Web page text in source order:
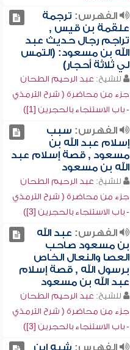
الفهرس: ترجمة
علقمة بن قيس ,
تراجم رجال حديث عبد
الله بن مسعود: (التمس
لي ثلاثة أحجار)
للشيخ: عبد الرحيم الطحان
جزء من محاضرة ( شرح الترمذي
- باب الاستنجاء بالحجرين [1])
الفهرس: سبب
إسلام عبد الله بن
مسعود , قصة إسلام عبد
الله بن مسعود
للشيخ: عبد الرحيم الطحان
جزء من محاضرة ( شرح الترمذي
- باب الاستنجاء بالحجرين [3])
الفهرس: عبد الله
بن مسعود صاحب
العصا والنعال الخاص
برسول الله , قصة إسلام
عبد الله بن مسعود
للشيخ: عبد الرحيم الطحان
جزء من محاضرة ( شرح الترمذي
- باب الاستنجاء بالحجرين [3])
الفهرس: شبه ابن